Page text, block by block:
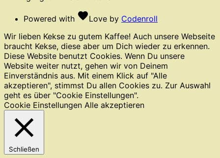
Powered with favoriteLove by Codenroll
Wir lieben Kekse zu gutem Kaffee! Auch unsere Webseite
braucht Kekse, diese aber um Dich wieder zu erkennen.
Diese Website benutzt Cookies. Wenn Du unsere
Website weiter nutzt, gehen wir von Deinem
Einverständnis aus. Mit einem Klick auf "Alle
akzeptieren", stimmst Du allen Cookies zu. Zur Auswahl
geht es über "Cookie Einstellungen".
Cookie Einstellungen Alle akzeptieren
Schließen